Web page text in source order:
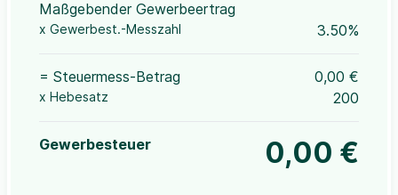
Maßgebender Gewerbeertrag
x Gewerbest.-Messzahl 3.50%
= Steuermess-Betrag 0,00 €
x Hebesatz 200
Gewerbesteuer 0,00 €